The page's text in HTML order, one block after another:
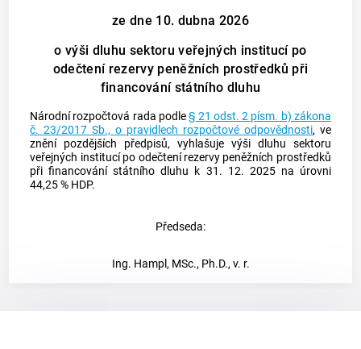
ze dne 10. dubna 2026
o výši dluhu sektoru veřejných institucí po
odečtení rezervy peněžních prostředků při
financování státního dluhu
Národní rozpočtová rada podle§ 21 odst. 2 písm. b) zákona
č. 23/2017 Sb., o pravidlech rozpočtové odpovědnosti, ve
znění pozdějších předpisů, vyhlašuje výši dluhu sektoru
veřejných institucí po odečtení rezervy peněžních prostředků
při financování státního dluhu k 31. 12. 2025 na úrovni
44,25 % HDP.
Předseda:
Ing. Hampl, MSc., Ph.D., v. r.